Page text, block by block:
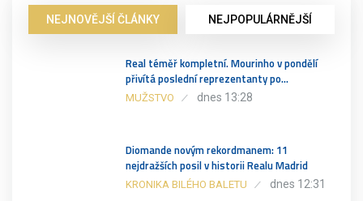
NEJNOVĚJŠÍ ČLÁNKY NEJPOPULÁRNĚJŠÍ
Real téměř kompletní. Mourinho v pondělí
přivítá poslední reprezentanty po…
MUŽSTVO dnes 13:28
Diomande novým rekordmanem: 11
nejdražších posil v historii Realu Madrid
KRONIKA BILÉHO BALETU dnes 12:31